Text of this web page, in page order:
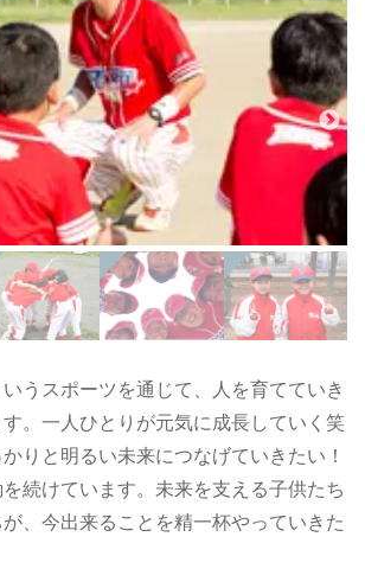
うスポーツを通じて、人を育てていき
。一人ひとりが元気に成長していく笑
りと明るい未来につなげていきたい！
続けています。未来を支える子供たち
、今出来ることを精一杯やっていきた